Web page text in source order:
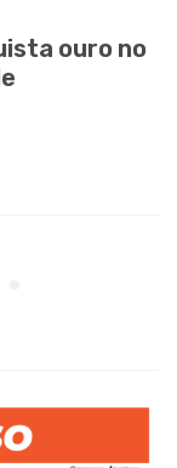
ouro no